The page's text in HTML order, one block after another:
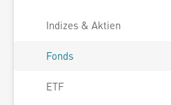
Indizes & Aktien
Fonds
ETF